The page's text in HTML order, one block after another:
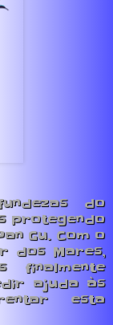
do
protegendo
Gu. Com o
dos Mares,
finalmente
ajuda às
esta